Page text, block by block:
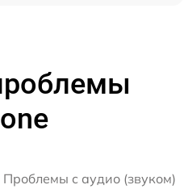
Проблемы с аудио (звуком)